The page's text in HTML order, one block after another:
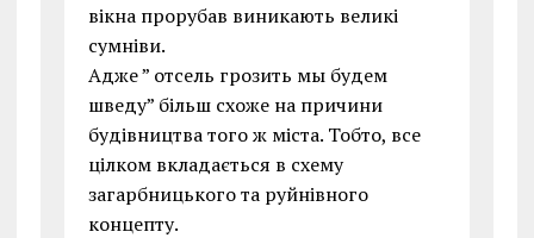
вікна прорубав виникають великі
сумніви.
Адже ” отсель грозить мы будем
шведу” більш схоже на причини
будівництва того ж міста. Тобто, все
цілком вкладається в схему
загарбницького та руйнівного
концепту.